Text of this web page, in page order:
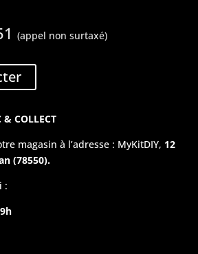
(appel non surtaxé)
COLLECT
magasin à l’adresse : MyKitDIY, 12
(78550).
: